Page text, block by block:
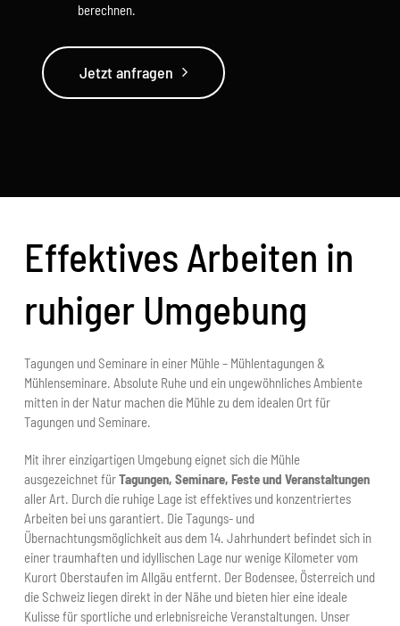
berechnen.
Jetzt anfragen
Effektives Arbeiten in
ruhiger Umgebung
Tagungen und Seminare in einer Mühle – Mühlentagungen &
Mühlenseminare. Absolute Ruhe und ein ungewöhnliches Ambiente
mitten in der Natur machen die Mühle zu dem idealen Ort für
Tagungen und Seminare.
Mit ihrer einzigartigen Umgebung eignet sich die Mühle
ausgezeichnet fürTagungen, Seminare, Feste und Veranstaltungen
aller Art. Durch die ruhige Lage ist effektives und konzentriertes
Arbeiten bei uns garantiert. Die Tagungs- und
Übernachtungsmöglichkeit aus dem 14. Jahrhundert befindet sich in
einer traumhaften und idyllischen Lage nur wenige Kilometer vom
Kurort Oberstaufen im Allgäu entfernt. Der Bodensee, Österreich und
die Schweiz liegen direkt in der Nähe und bieten hier eine ideale
Kulisse für sportliche und erlebnisreiche Veranstaltungen. Unser